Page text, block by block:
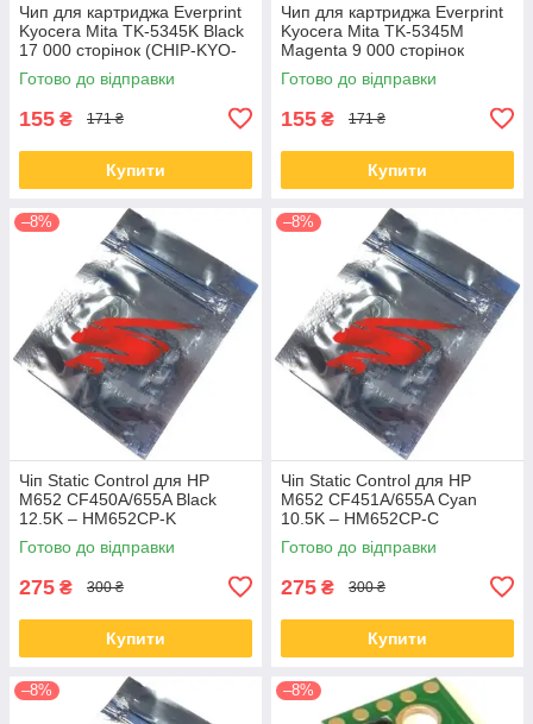
Чип для картриджа Everprint
Kyocera Mita TK-5345K Black
17 000 сторінок (CHIP-KYO-
TK-5345K)
Готово до відправки
155 ₴ 171 ₴
Купити
Чип для картриджа Everprint
Kyocera Mita TK-5345M
Magenta 9 000 сторінок
(CHIP-KYO-TK-5345M)
Готово до відправки
155 ₴ 171 ₴
Купити
–8%
Чіп Static Control для HP
M652 CF450A/655A Black
12.5K – HM652CP-K
Готово до відправки
275 ₴ 300 ₴
Купити
–8%
Чіп Static Control для HP
M652 CF451A/655A Cyan
10.5K – HM652CP-C
Готово до відправки
275 ₴ 300 ₴
Купити
–8% –8%